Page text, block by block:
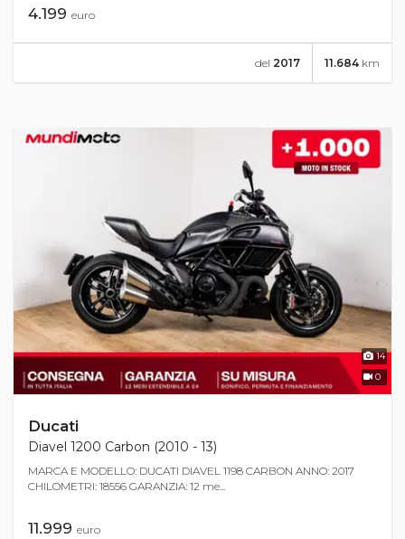
4.199 euro
11.684 km
del 2017
14
0
Ducati
Diavel 1200 Carbon (2010 - 13)
MARCA E MODELLO: DUCATI DIAVEL 1198 CARBON ANNO: 2017
CHILOMETRI: 18556 GARANZIA: 12 me...
11.999 euro